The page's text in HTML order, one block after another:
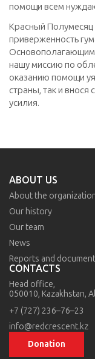
помощи всем
Красный Полумесяц
приверженность
нашу миссию по
оказанию помощи
страны, так и внося
усилия.
ABOUT US
About the
Our history
Our team
News
Reports and
CONTACTS
Head office,
050010, Kazakhstan,
+7 (727) 236–76–23
info@redcrescent.kz
Donation